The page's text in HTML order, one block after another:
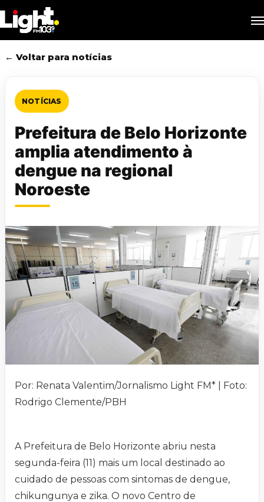
to
main
content
← Voltar para notícias
NOTÍCIAS
Prefeitura de Belo Horizonte
amplia atendimento à
dengue na regional
Noroeste
Por: Renata Valentim/Jornalismo Light FM* | Foto:
Rodrigo Clemente/PBH
A Prefeitura de Belo Horizonte abriu nesta
segunda-feira (11) mais um local destinado ao
cuidado de pessoas com sintomas de dengue,
chikungunya e zika. O novo Centro de